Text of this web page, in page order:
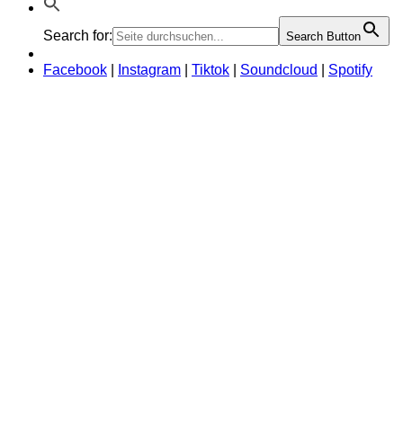
Search for: Search Button
Facebook Instagram Tiktok Soundcloud Spotify